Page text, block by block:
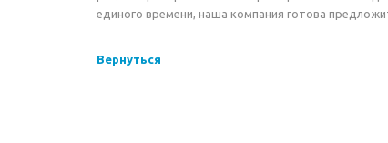
единого времени, наша компания готова
Вернуться